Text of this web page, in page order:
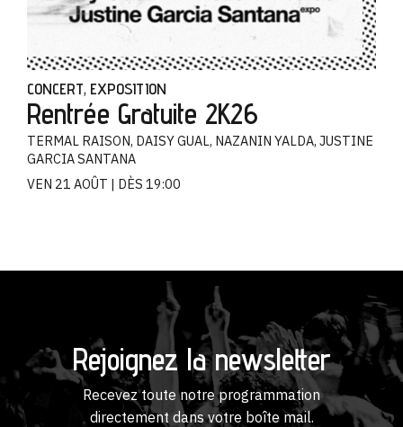
CONCERT, EXPOSITION
Rentrée Gratuite 2K26
TERMAL RAISON, DAISY GUAL, NAZANIN YALDA, JUSTINE
GARCIA SANTANA
VEN 21 AOÛT
DÈS 19:00
Rejoignez la newsletter
Recevez toute notre programmation
directement dans votre boîte mail.